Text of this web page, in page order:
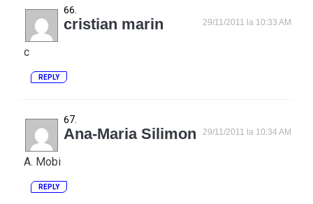
cristian marin 29/11/2011 la 10:33 AM
c
REPLY
Ana-Maria Silimon 29/11/2011 la 10:34 AM
A. Mobi
REPLY